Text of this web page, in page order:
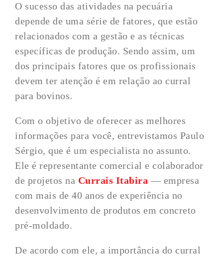
O sucesso das atividades na pecuária
depende de uma série de fatores, que estão
relacionados com a gestão e as técnicas
específicas de produção. Sendo assim, um
dos principais fatores que os profissionais
devem ter atenção é em relação ao curral
para bovinos.
Com o objetivo de oferecer as melhores
informações para você, entrevistamos Paulo
Sérgio, que é um especialista no assunto.
Ele é representante comercial e colaborador
de projetos na Currais Itabira — empresa
com mais de 40 anos de experiência no
desenvolvimento de produtos em concreto
pré-moldado.
De acordo com ele, a importância do curral